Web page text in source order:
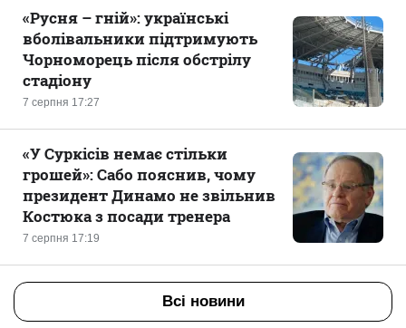
7 серпня 17:27
«Русня – гній»: українські
вболівальники підтримують
Чорноморець після обстрілу
стадіону
7 серпня 17:19
«У Суркісів немає стільки
грошей»: Сабо пояснив, чому
президент Динамо не звільнив
Костюка з посади тренера
Всі новини